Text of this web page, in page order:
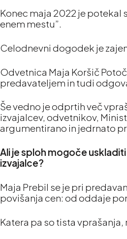
Konec maja 2022 je potekal
enem mestu”.
Celodnevni dogodek je
Odvetnica Maja Koršič
predavateljem in tudi
Še vedno je odprtih več
izvajalcev, odvetnikov,
argumentirano in jedrnato
Ali je sploh mogoče
izvajalce?
Maja Prebil se je pri
povišanja cen: od oddaje
Katera pa so tista